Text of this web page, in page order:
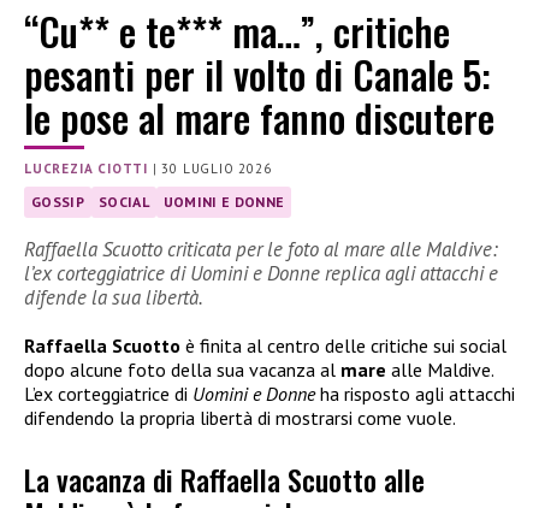
“Cu** e te*** ma…”, critiche
pesanti per il volto di Canale 5:
le pose al mare fanno discutere
LUCREZIA CIOTTI |30 LUGLIO 2026
GOSSIP SOCIAL UOMINI E DONNE
Raffaella Scuotto criticata per le foto al mare alle Maldive:
l’ex corteggiatrice di Uomini e Donne replica agli attacchi e
difende la sua libertà.
Raffaella Scuotto è finita al centro delle critiche sui social
dopo alcune foto della sua vacanza al mare alle Maldive.
L’ex corteggiatrice di Uomini e Donneha risposto agli attacchi
difendendo la propria libertà di mostrarsi come vuole.
La vacanza di Raffaella Scuotto alle